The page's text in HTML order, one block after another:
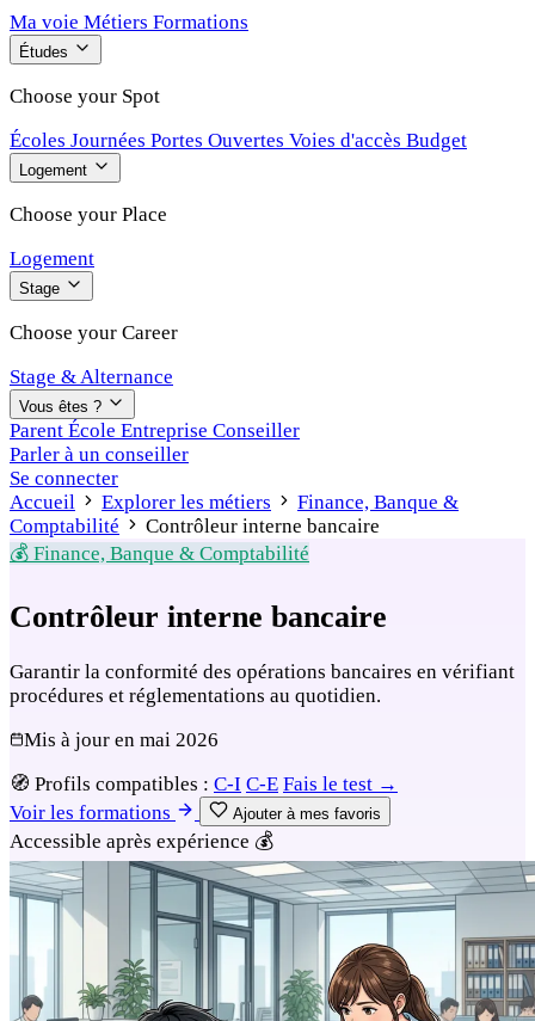
Ma voie Métiers Formations
Études
Choose your Spot
Écoles Journées Portes Ouvertes Voies d'accès Budget
Logement
Choose your Place
Logement
Stage
Choose your Career
Stage & Alternance
Vous êtes ?
Parent École Entreprise Conseiller
Parler à un conseiller
Se connecter
Accueil
Explorer les métiers
Finance, Banque &
Comptabilité
Contrôleur interne bancaire
💰 Finance, Banque & Comptabilité
Contrôleur interne bancaire
Garantir la conformité des opérations bancaires en vérifiant
procédures et réglementations au quotidien.
Mis à jour en mai 2026
🧭 Profils compatibles : C-I C-E Fais le test →
Voir les formations
Ajouter à mes favoris
Accessible après expérience 💰